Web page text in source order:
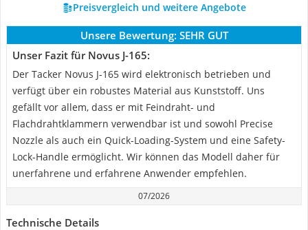
Preisvergleich und weitere Angebote
Unsere Bewertung: SEHR GUT
Unser Fazit für Novus J-165:
Der Tacker Novus J-165 wird elektronisch betrieben und
verfügt über ein robustes Material aus Kunststoff. Uns
gefällt vor allem, dass er mit Feindraht- und
Flachdrahtklammern verwendbar ist und sowohl Precise
Nozzle als auch ein Quick-Loading-System und eine Safety-
Lock-Handle ermöglicht. Wir können das Modell daher für
unerfahrene und erfahrene Anwender empfehlen.
07/2026
Technische Details